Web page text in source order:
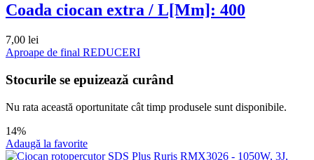
Coada ciocan extra / L[Mm]: 400
7,00 lei
Aproape de final REDUCERI
Stocurile se epuizează curând
Nu rata această oportunitate cât timp produsele sunt disponibile.
14%
Adaugă la favorite